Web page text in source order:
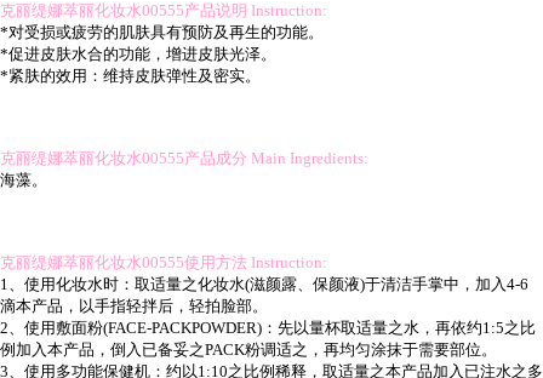
克丽缇娜萃丽化妆水00555产品说明 Instruction:
*对受损或疲劳的肌肤具有预防及再生的功能。
*促进皮肤水合的功能，增进皮肤光泽。
*紧肤的效用：维持皮肤弹性及密实。
克丽缇娜萃丽化妆水00555产品成分 Main Ingredients:
海藻。
克丽缇娜萃丽化妆水00555使用方法 Instruction:
1、使用化妆水时：取适量之化妆水(滋颜露、保颜液)于清洁手掌中，加入4-6
滴本产品，以手指轻拌后，轻拍脸部。
2、使用敷面粉(FACE-PACKPOWDER)：先以量杯取适量之水，再依约1:5之比
例加入本产品，倒入已备妥之PACK粉调适之，再均匀涂抹于需要部位。
3、使用多功能保健机：约以1:10之比例稀释，取适量之本产品加入已注水之多